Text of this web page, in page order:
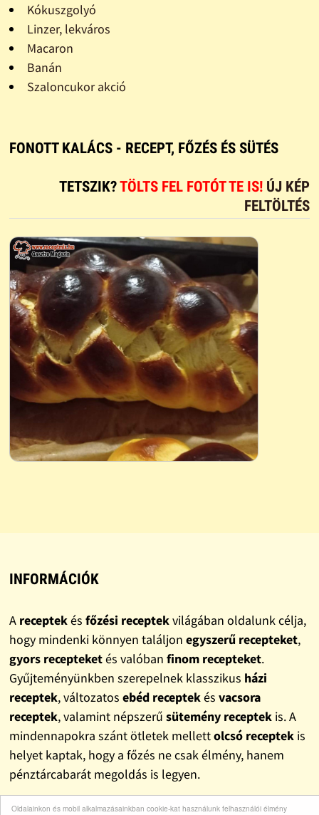
Oldalainkon és mobil alkalmazásainkban cookie-kat használunk felhasználói élmény
Kókuszgolyó
Linzer, lekváros
Macaron
Banán
Szaloncukor akció
FONOTT KALÁCS - RECEPT, FŐZÉS ÉS SÜTÉS
TETSZIK?TÖLTS FEL FOTÓT TE IS! ÚJ KÉP
FELTÖLTÉS
INFORMÁCIÓK
A receptekés főzési receptekvilágában oldalunk célja,
hogy mindenki könnyen találjon egyszerű recepteket,
gyors recepteketés valóban finom recepteket.
Gyűjteményünkben szerepelnek klasszikus házi
receptek, változatos ebéd receptekés vacsora
receptek, valamint népszerű sütemény receptekis. A
mindennapokra szánt ötletek mellettolcsó receptekis
helyet kaptak, hogy a főzés ne csak élmény, hanem
pénztárcabarát megoldás is legyen.